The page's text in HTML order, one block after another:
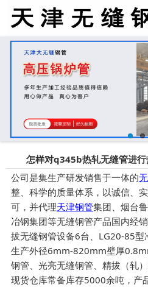
怎样对q345b热轧无缝管进
公司是集生产研发销售于一体的
整、科学的质量体系，以诚信、
可，并代理天津钢管集团、烟台
冶钢集团等无缝钢管产品国内经
拔无缝钢管设备6台、LG20-85
生产外径6mm-820mm壁厚
钢管、光亮无缝钢管、精拔（轧
现货仓库常备库存5000余吨，产